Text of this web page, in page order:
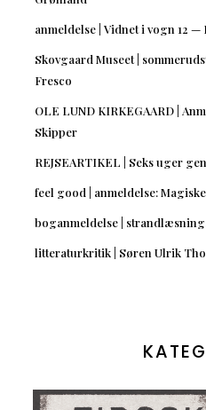
anmeldelse | Vidnet i vogn 12
Skovgaard Museet |
Fresco
OLE LUND KIRKEGAARD |
Skipper
REJSEARTIKEL | Seks uger
feel good | anmeldelse:
boganmeldelse |
litteraturkritik | Søren Ulrik